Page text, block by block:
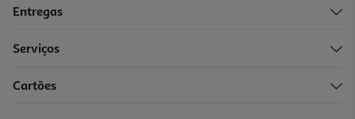
Entregas
Serviços
Cartões